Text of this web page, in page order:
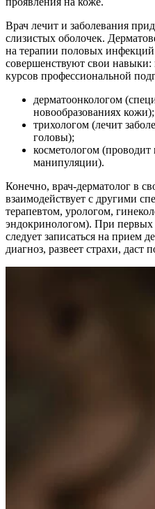
Врач лечит и заболевания
слизистых оболочек.
на терапии половых
совершенствуют свои
курсов профессиональной
дерматоонкологом
новообразованиях кожи);
трихологом (лечит
головы);
косметологом (проводит
манипуляции).
Конечно, врач-дерматолог в
взаимодействует с другими
терапевтом, урологом,
эндокринологом). При
следует записаться на прием
диагноз, развеет страхи, даст